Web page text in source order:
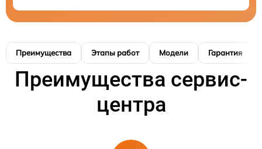
Преимущества Этапы работ Модели Гарантия
Преимущества сервис-
центра